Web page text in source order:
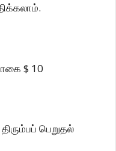
$ 10
பெறுதல்